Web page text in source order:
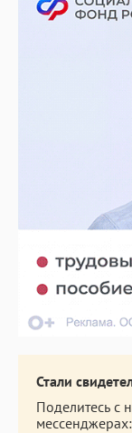
Стали
Поделитесь с
мессенджерах: